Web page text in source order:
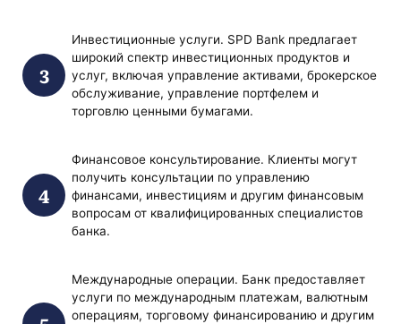
Инвестиционные услуги. SPD Bank предлагает
широкий спектр инвестиционных продуктов и
услуг, включая управление активами, брокерское
обслуживание, управление портфелем и
торговлю ценными бумагами.
Финансовое консультирование. Клиенты могут
получить консультации по управлению
финансами, инвестициям и другим финансовым
вопросам от квалифицированных специалистов
банка.
Международные операции. Банк предоставляет
услуги по международным платежам, валютным
операциям, торговому финансированию и другим